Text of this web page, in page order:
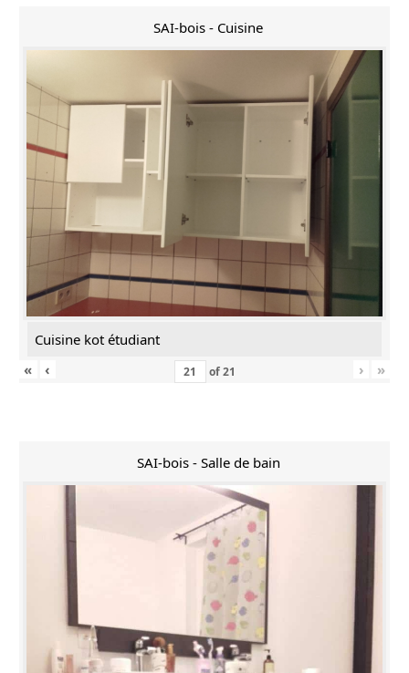
SAI-bois - Cuisine
Cuisine kot étudiant
«
‹ of21 › »
SAI-bois - Salle de bain